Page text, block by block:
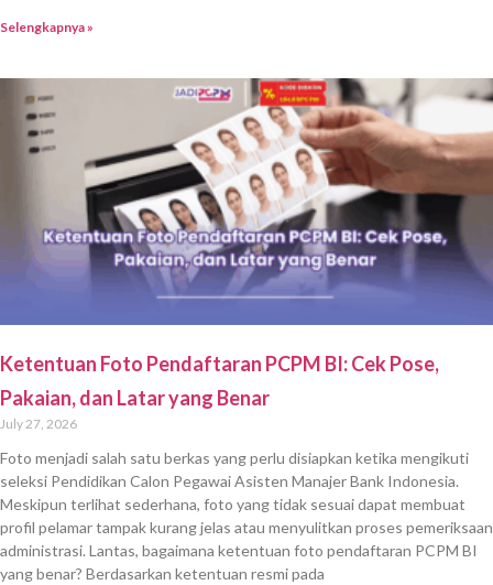
Selengkapnya »
Ketentuan Foto Pendaftaran PCPM BI: Cek Pose,
Pakaian, dan Latar yang Benar
July 27, 2026
Foto menjadi salah satu berkas yang perlu disiapkan ketika mengikuti
seleksi Pendidikan Calon Pegawai Asisten Manajer Bank Indonesia.
Meskipun terlihat sederhana, foto yang tidak sesuai dapat membuat
profil pelamar tampak kurang jelas atau menyulitkan proses pemeriksaan
administrasi. Lantas, bagaimana ketentuan foto pendaftaran PCPM BI
yang benar? Berdasarkan ketentuan resmi pada